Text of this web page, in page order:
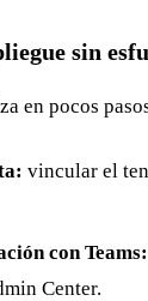
sin
en pocos
vincular el
con Teams:
Center.